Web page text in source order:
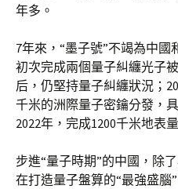
年多。
7年來，“墨子號”不竭為中國
初次完成兩個量子糾纏光子
后，仍堅持量子糾纏狀況；
千米的洲際量子密鑰分發，
2022年，完成1200千米地
步進“量子時期”的中國，除
在打造量子盤算的“最強盛腦”